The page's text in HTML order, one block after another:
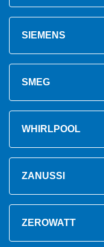
SIEMENS
SMEG
WHIRLPOOL
ZANUSSI
ZEROWATT